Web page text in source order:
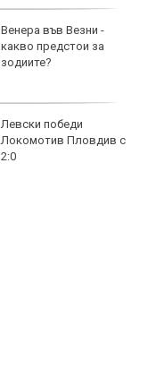
Венера във Везни -
какво предстои за
зодиите?
Левски победи
Локомотив Пловдив с
2:0